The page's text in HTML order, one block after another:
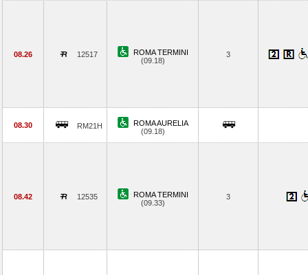
08.26 12517
ROMA TERMINI
(09.18)
3
08.30 RM21H
ROMA AURELIA
(09.18)
08.42 12535
ROMA TERMINI
(09.33)
3